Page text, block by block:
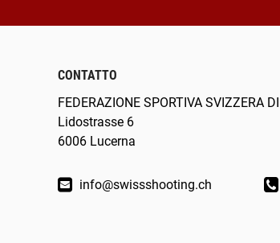
CONTATTO
FEDERAZIONE SPORTIVA SVIZZERA
Lidostrasse 6
6006 Lucerna
info@swissshooting.ch